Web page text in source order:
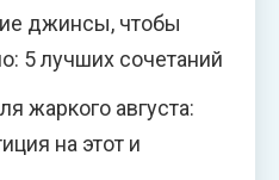
джинсы, чтобы
5 лучших сочетаний
жаркого августа:
на этот и